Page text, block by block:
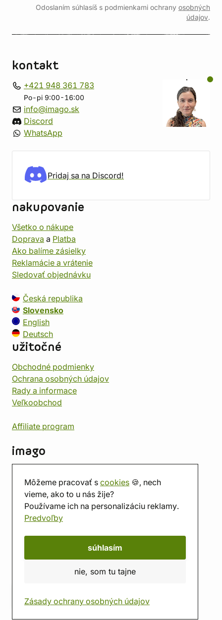
Môžeme pracovať s cookies 🍪, nech
vieme, ako to u nás žije?
Používame ich na personalizáciu reklamy.
Predvoľby
súhlasím
nie, som tu tajne
Zásady ochrany osobných údajov
Odoslaním súhlasíš s podmienkami ochrany osobných
údajov.
kontakt
+421 948 361 783
Po-pi 9:00-16:00
info@imago.sk
Discord
WhatsApp
Pridaj sa na Discord!
nakupovanie
Všetko o nákupe
Doprava a Platba
Ako balíme zásielky
Reklamácie a vrátenie
Sledovať objednávku
Česká republika
Slovensko
English
Deutsch
užitočné
Obchodné podmienky
Ochrana osobných údajov
Rady a informace
Veľkoobchod
Affiliate program
imago
Predajňa
Herňa
O nás
Hodnotenie obchodu